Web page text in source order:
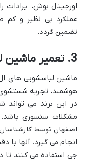
اورجینال بوش،
عملکرد بی نظیر و
تضمین گردد.
3. تعمیر ماشین لباسشویی ال جی در اصفهان
ماشین لباسشویی های
هوشمند، تجربه شستشوی
در این برند می تواند
مشکلات سنسوری
اصفهان توسط
انجام می گیرد. آنها با
جی استفاده می کنند تا